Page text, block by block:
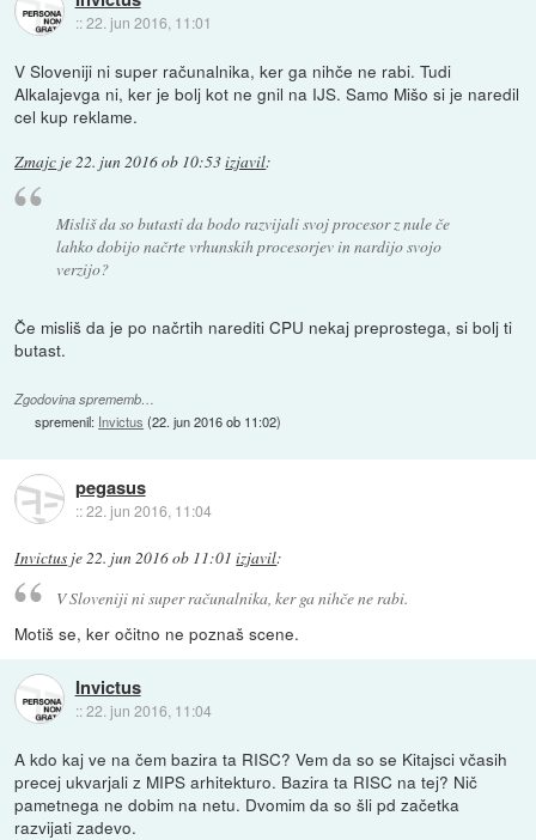
::22. jun 2016, 11:01
V Sloveniji ni super računalnika, ker ga nihče ne rabi. Tudi
Alkalajevga ni, ker je bolj kot ne gnil na IJS. Samo Mišo si je naredil
cel kup reklame.
Zmajc je22. jun 2016 ob 10:53izjavil:
Misliš da so butasti da bodo razvijali svoj procesor z nule če
lahko dobijo načrte vrhunskih procesorjev in nardijo svojo
verzijo?
Če misliš da je po načrtih narediti CPU nekaj preprostega, si bolj ti
butast.
Zgodovina sprememb…
spremenil: Invictus (22. jun 2016 ob 11:02)
pegasus
::22. jun 2016, 11:04
Invictus je22. jun 2016 ob 11:01 izjavil:
V Sloveniji ni super računalnika, ker ga nihče ne rabi.
Motiš se, ker očitno ne poznaš scene.
Invictus
::22. jun 2016, 11:04
A kdo kaj ve na čem bazira ta RISC? Vem da so se Kitajsci včasih
precej ukvarjali z MIPS arhitekturo. Bazira ta RISC na tej? Nič
pametnega ne dobim na netu. Dvomim da so šli pd začetka
razvijati zadevo.